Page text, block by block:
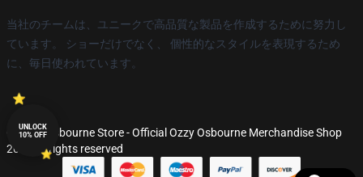
当社のチームは、ユニークで高品質な製品を作成するために努力し
ています。 ショーだけでなく、 個性的なスタイルを表現するため
に、毎日使われています。
© Ozzy Osbourne Store - Official Ozzy Osbourne Merchandise Shop
2026 all rights reserved
UNLOCK
10% OFF